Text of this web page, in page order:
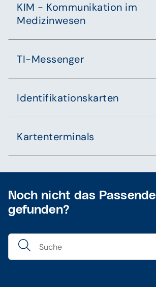
KIM - Kommunikation im
Medizinwesen
TI-Messenger
Identifikationskarten
Kartenterminals
Noch nicht das Passende
gefunden?